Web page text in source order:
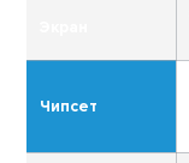
Чипсет